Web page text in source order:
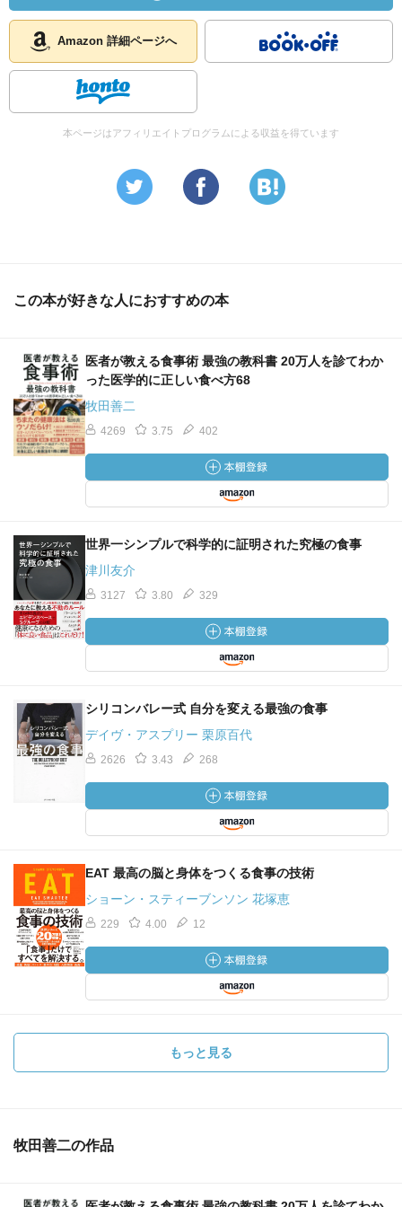
Amazon 詳細ページへ
本ページはアフィリエイトプログラムによる収益を得ています
この本が好きな人におすすめの本
医者が教える食事術 最強の教科書 20万人を診てわか
った医学的に正しい食べ方68
牧田善二
4269 3.75 402
世界一シンプルで科学的に証明された究極の食事
津川友介
3127 3.80 329
シリコンバレー式 自分を変える最強の食事
デイヴ・アスプリー 栗原百代
2626 3.43 268
EAT 最高の脳と身体をつくる食事の技術
ショーン・スティーブンソン 花塚恵
229 4.00 12
もっと見る
牧田善二の作品